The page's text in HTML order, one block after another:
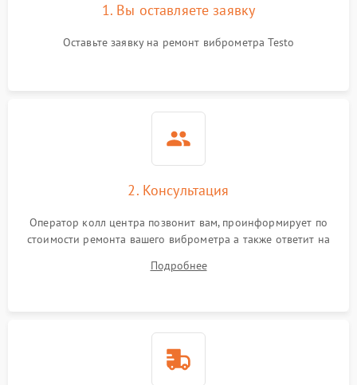
индикаторов
Подробнее →
1. Вы оставляете заявку
Оставьте заявку на ремонт виброметра Testo
2. Консультация
Оператор колл центра позвонит вам, проинформирует по
стоимости ремонта вашего виброметра а также ответит на
Подробнее